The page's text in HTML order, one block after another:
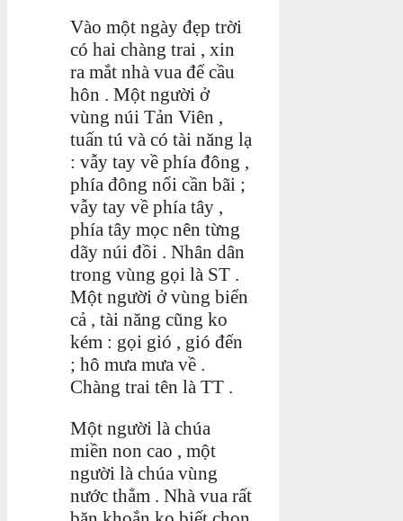
Vào một ngày đẹp trời
có hai chàng trai , xin
ra mắt nhà vua để cầu
hôn . Một người ở
vùng núi Tản Viên ,
tuấn tú và có tài năng lạ
: vẫy tay về phía đông ,
phía đông nổi cần bãi ;
vẫy tay về phía tây ,
phía tây mọc nên từng
dãy núi đồi . Nhân dân
trong vùng gọi là ST .
Một người ở vùng biển
cả , tài năng cũng ko
kém : gọi gió , gió đến
; hô mưa mưa về .
Chàng trai tên là TT .
Một người là chúa
miền non cao , một
người là chúa vùng
nước thẳm . Nhà vua rất